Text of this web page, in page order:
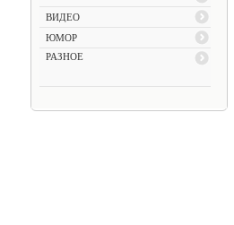
ВИДЕО
ЮМОР
РАЗНОЕ